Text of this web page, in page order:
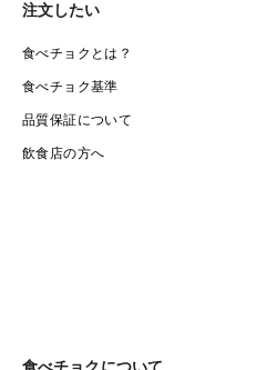
注文したい
食べチョクとは？
食べチョク基準
品質保証について
飲食店の方へ